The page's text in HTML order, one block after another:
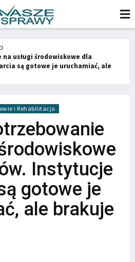
usługi środowiskowe dla
są gotowe je uruchamiać, ale
i Rehabilitacja
Instytucje
gotowe je
ale brakuje